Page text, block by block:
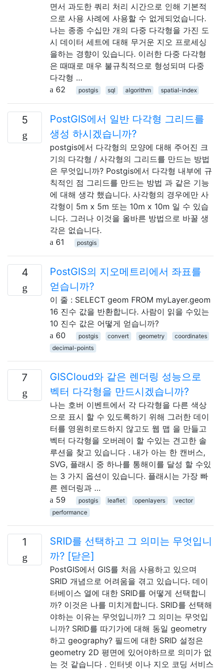
면서 과도한 쿼리 처리 시간으로 인해 기본적
으로 사용 사례에 사용할 수 없게되었습니다.
나는 종종 수십만 개의 다중 다각형을 가진 도
시 데이터 세트에 대해 무거운 지오 프로세싱
을하는 경향이 있습니다. 이러한 다중 다각형
은 때때로 매우 불규칙적으로 형성되며 다중
다각형 …
62
postgis sql algorithm spatial-index
5
PostGIS에서 일반 다각형 그리드를
생성 하시겠습니까?
postgis에서 다각형의 모양에 대해 주어진 크
기의 다각형 / 사각형의 그리드를 만드는 방법
은 무엇입니까? Postgis에서 다각형 내부에 규
칙적인 점 그리드를 만드는 방법 과 같은 기능
에 대해 생각 했습니다. 사각형의 경우에만 사
각형이 5m x 5m 또는 10m x 10m 일 수 있습
니다. 그러나 이것을 올바른 방법으로 바꿀 생
각은 없습니다.
61
postgis
4
PostGIS의 지오메트리에서 좌표를
얻습니까?
이 줄 : SELECT geom FROM myLayer.geom
16 진수 값을 반환합니다. 사람이 읽을 수있는
10 진수 값은 어떻게 얻습니까?
60
postgis convert geometry
coordinates
decimal-points
7
GISCloud와 같은 렌더링 성능으로
벡터 다각형을 만드시겠습니까?
나는 호버 이벤트에서 각 다각형을 다른 색상
으로 표시 할 수 있도록하기 위해 그러한 데이
터를 영원히로드하지 않고도 웹 맵 을 만들고
벡터 다각형을 오버레이 할 수있는 견고한 솔
루션을 찾고 있습니다 . 내가 아는 한 캔버스,
SVG, 플래시 중 하나를 통해이를 달성 할 수있
는 3 가지 옵션이 있습니다. 플래시는 가장 빠
른 렌더링과 …
59
postgis leaflet openlayers
vector
performance
1
SRID를 선택하고 그 의미는 무엇입니
까? [닫은]
PostGIS에서 GIS를 처음 사용하고 있으며
SRID 개념으로 어려움을 겪고 있습니다. 데이
터베이스 열에 대한 SRID를 어떻게 선택합니
까? 이것은 나를 미치게합니다. SRID를 선택해
야하는 이유는 무엇입니까? 그 의미는 무엇입
니까? SRID를 따기가에 대해 동일 geometry
하고 geography? 필드에 대한 SRID 설정은
geometry 2D 평면에 있어야하므로 의미가 없
는 것 같습니다 . 인터넷 이나 지오 코딩 서비스